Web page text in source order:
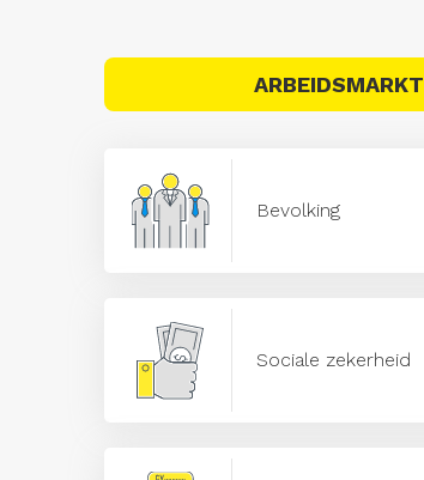
ARBEIDSMARKT
Bevolking
Sociale zekerheid